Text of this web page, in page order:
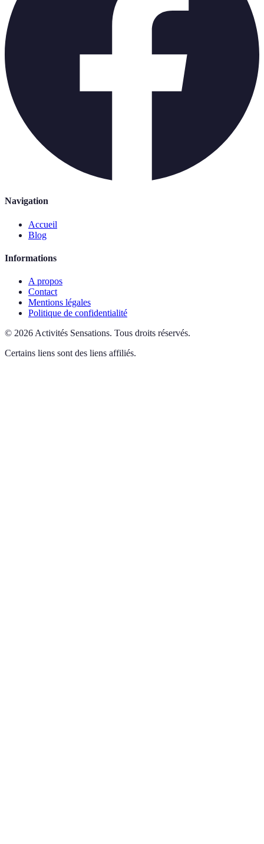
Navigation
Accueil
Blog
Informations
A propos
Contact
Mentions légales
Politique de confidentialité
© 2026 Activités Sensations. Tous droits réservés.
Certains liens sont des liens affiliés.